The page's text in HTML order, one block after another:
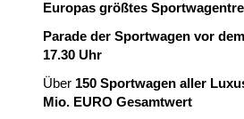
Europas größtes
Parade der Sportwagen vor
17.30 Uhr
Über 150 Sportwagen aller
Mio. EURO Gesamtwert